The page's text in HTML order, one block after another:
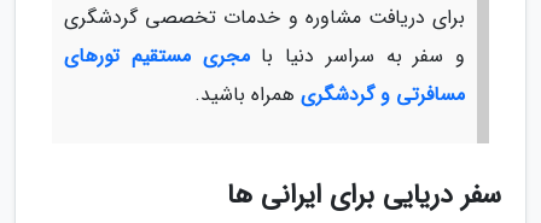
برای دریافت مشاوره و خدمات تخصصی گردشگری
و سفر به سراسر دنیا بامجری مستقیم تورهای
مسافرتی و گردشگری همراه باشید.
سفر دریایی برای ایرانی ها